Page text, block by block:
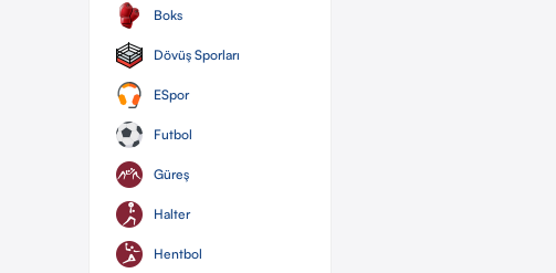
Boks
Dövüş Sporları
ESpor
Futbol
Güreş
Halter
Hentbol